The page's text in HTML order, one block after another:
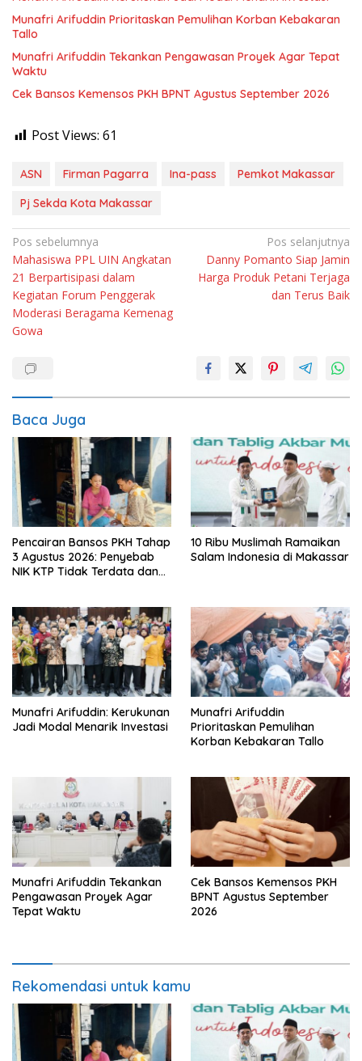
Munafri Arifuddin Prioritaskan Pemulihan Korban Kebakaran
Tallo
Munafri Arifuddin Tekankan Pengawasan Proyek Agar Tepat
Waktu
Cek Bansos Kemensos PKH BPNT Agustus September 2026
Post Views: 61
ASN Firman Pagarra Ina-pass
Pemkot Makassar
Pj Sekda Kota Makassar
Navigasi
pos
Pos sebelumnya
Mahasiswa PPL UIN Angkatan
21 Berpartisipasi dalam
Kegiatan Forum Penggerak
Moderasi Beragama Kemenag
Gowa
Pos selanjutnya
Danny Pomanto Siap Jamin
Harga Produk Petani Terjaga
dan Terus Baik
Baca Juga
Pencairan Bansos PKH Tahap
3 Agustus 2026: Penyebab
NIK KTP Tidak Terdata dan
10 Ribu Muslimah Ramaikan
Salam Indonesia di Makassar
Munafri Arifuddin: Kerukunan
Jadi Modal Menarik Investasi
Munafri Arifuddin
Prioritaskan Pemulihan
Korban Kebakaran Tallo
Munafri Arifuddin Tekankan
Pengawasan Proyek Agar
Tepat Waktu
Cek Bansos Kemensos PKH
BPNT Agustus September
2026
Rekomendasi untuk kamu